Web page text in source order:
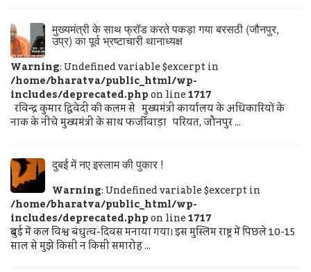
मुख्यमंत्री के साथ फ्रॉड करते पकड़ा गया बरसठी (जौनपुर,
उप्र) का पूर्व भ्रष्टाचारी थानाध्यक्ष
Warning: Undefined variable $excerpt in
/home/bharatva/public_html/wp-
includes/deprecated.phpon line1717
रविन्द्र कुमार द्विवेदी की कलम से मुख्यमंत्री कार्यालय के अधिकारियों के
नाक के नीचे मुख्यमंत्री के साथ फर्जीवाड़ा परियत, जौनपुर ...
दुबई में नए इस्लाम की पुकार !
Warning: Undefined variable $excerpt in
/home/bharatva/public_html/wp-
includes/deprecated.phpon line1717
दुबई में कल विश्व बंधुत्व-दिवस मनाया गया। इस मुस्लिम राष्ट्र में पिछले 10-15
साल से मुझे किसी न किसी समारोह ...